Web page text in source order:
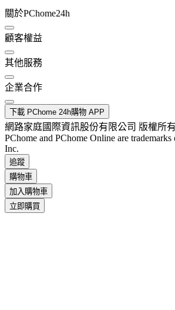
關於PChome24h
顧客權益
其他服務
企業合作
下載 PChome 24h購物 APP
網路家庭國際資訊股份有限公司 版權所
PChome and PChome Online are
Inc.
追蹤
購物車
加入購物車
立即購買